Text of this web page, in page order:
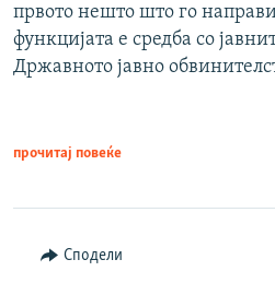
првото нешто што го
функцијата е средба со
Државното јавно
прочитај повеќе
Сподели